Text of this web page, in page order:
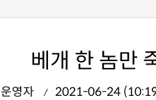
베개 한 놈만
운영자 2021-06-24